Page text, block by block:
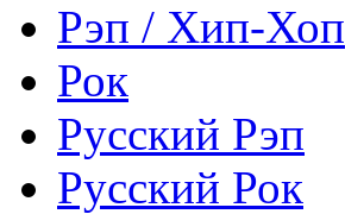
Рэп / Хип-Хоп
Рок
Русский Рэп
Русский Рок